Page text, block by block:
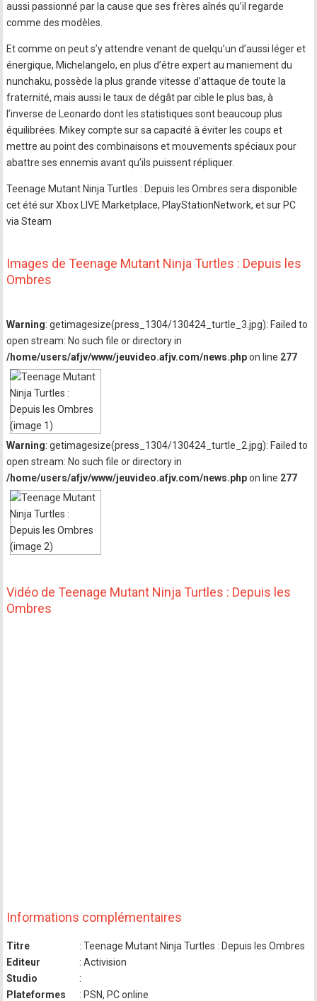
aussi passionné par la cause que ses frères aînés qu’il regarde
comme des modèles.
Et comme on peut s’y attendre venant de quelqu’un d’aussi léger et
énergique, Michelangelo, en plus d’être expert au maniement du
nunchaku, possède la plus grande vitesse d’attaque de toute la
fraternité, mais aussi le taux de dégât par cible le plus bas, à
l’inverse de Leonardo dont les statistiques sont beaucoup plus
équilibrées. Mikey compte sur sa capacité à éviter les coups et
mettre au point des combinaisons et mouvements spéciaux pour
abattre ses ennemis avant qu’ils puissent répliquer.
Teenage Mutant Ninja Turtles : Depuis les Ombres sera disponible
cet été sur Xbox LIVE Marketplace, PlayStationNetwork, et sur PC
via Steam
Images de Teenage Mutant Ninja Turtles : Depuis les
Ombres
Warning: getimagesize(press_1304/130424_turtle_3.jpg): Failed to
open stream: No such file or directory in
/home/users/afjv/www/jeuvideo.afjv.com/news.phpon line 277
Warning: getimagesize(press_1304/130424_turtle_2.jpg): Failed to
open stream: No such file or directory in
/home/users/afjv/www/jeuvideo.afjv.com/news.phpon line 277
Vidéo de Teenage Mutant Ninja Turtles : Depuis les
Ombres
Informations complémentaires
Titre
: Teenage Mutant Ninja Turtles : Depuis les Ombres
Editeur
: Activision
Studio
:
Plateformes
: PSN, PC online